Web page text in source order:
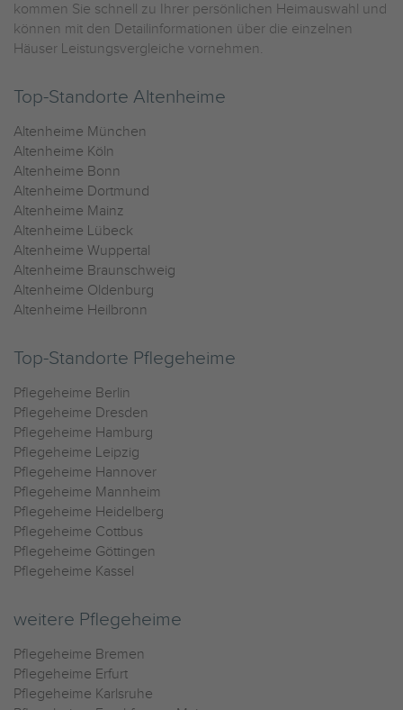
kommen Sie schnell zu Ihrer persönlichen Heimauswahl und
können mit den Detailinformationen über die einzelnen
Häuser Leistungsvergleiche vornehmen.
Top-Standorte Altenheime
Altenheime München
Altenheime Köln
Altenheime Bonn
Altenheime Dortmund
Altenheime Mainz
Altenheime Lübeck
Altenheime Wuppertal
Altenheime Braunschweig
Altenheime Oldenburg
Altenheime Heilbronn
Top-Standorte Pflegeheime
Pflegeheime Berlin
Pflegeheime Dresden
Pflegeheime Hamburg
Pflegeheime Leipzig
Pflegeheime Hannover
Pflegeheime Mannheim
Pflegeheime Heidelberg
Pflegeheime Cottbus
Pflegeheime Göttingen
Pflegeheime Kassel
weitere Pflegeheime
Pflegeheime Bremen
Pflegeheime Erfurt
Pflegeheime Karlsruhe